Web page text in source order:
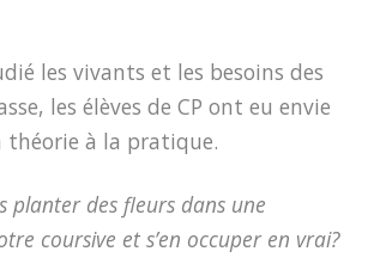
les vivants et les besoins des
les élèves de CP ont eu envie
théorie à la pratique.
planter des fleurs dans une
coursive et s’en occuper en vrai?